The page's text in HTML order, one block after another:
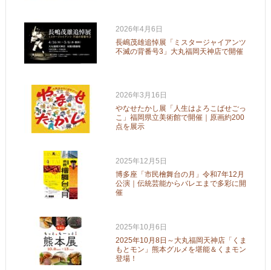
2026年4月6日
長嶋茂雄追悼展「ミスタージャイアンツ
不滅の背番号3」大丸福岡天神店で開催
2026年3月16日
やなせたかし展「人生はよろこばせごっ
こ」福岡県立美術館で開催｜原画約200
点を展示
2025年12月5日
博多座「市民檜舞台の月」令和7年12月
公演｜伝統芸能からバレエまで多彩に開
催
2025年10月6日
2025年10月8日～大丸福岡天神店「くま
もとモン」熊本グルメを堪能＆くまモン
登場！